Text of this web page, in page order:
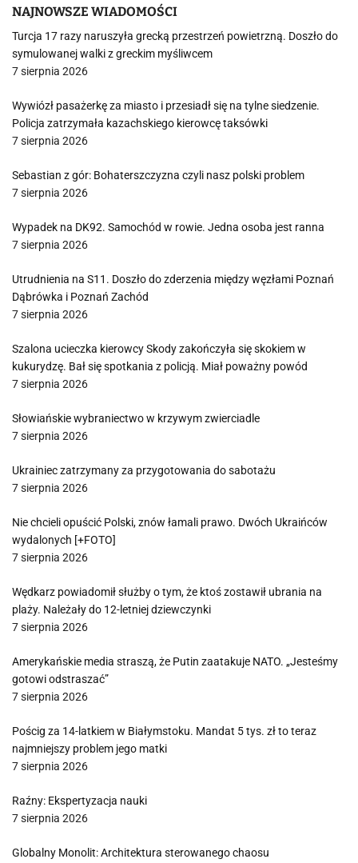
NAJNOWSZE WIADOMOŚCI
Turcja 17 razy naruszyła grecką przestrzeń powietrzną. Doszło do
symulowanej walki z greckim myśliwcem
7 sierpnia 2026
Wywiózł pasażerkę za miasto i przesiadł się na tylne siedzenie.
Policja zatrzymała kazachskiego kierowcę taksówki
7 sierpnia 2026
Sebastian z gór: Bohaterszczyzna czyli nasz polski problem
7 sierpnia 2026
Wypadek na DK92. Samochód w rowie. Jedna osoba jest ranna
7 sierpnia 2026
Utrudnienia na S11. Doszło do zderzenia między węzłami Poznań
Dąbrówka i Poznań Zachód
7 sierpnia 2026
Szalona ucieczka kierowcy Skody zakończyła się skokiem w
kukurydzę. Bał się spotkania z policją. Miał poważny powód
7 sierpnia 2026
Słowiańskie wybraniectwo w krzywym zwierciadle
7 sierpnia 2026
Ukrainiec zatrzymany za przygotowania do sabotażu
7 sierpnia 2026
Nie chcieli opuścić Polski, znów łamali prawo. Dwóch Ukraińców
wydalonych [+FOTO]
7 sierpnia 2026
Wędkarz powiadomił służby o tym, że ktoś zostawił ubrania na
plaży. Należały do 12-letniej dziewczynki
7 sierpnia 2026
Amerykańskie media straszą, że Putin zaatakuje NATO. „Jesteśmy
gotowi odstraszać”
7 sierpnia 2026
Pościg za 14-latkiem w Białymstoku. Mandat 5 tys. zł to teraz
najmniejszy problem jego matki
7 sierpnia 2026
Raźny: Ekspertyzacja nauki
7 sierpnia 2026
Globalny Monolit: Architektura sterowanego chaosu